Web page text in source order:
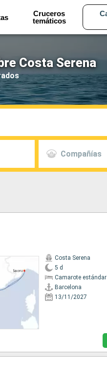
Cruceros
temáticos
Costa Serena
Compañías
Costa Serena
5 d
Camarote estándar
Barcelona
13/11/2027